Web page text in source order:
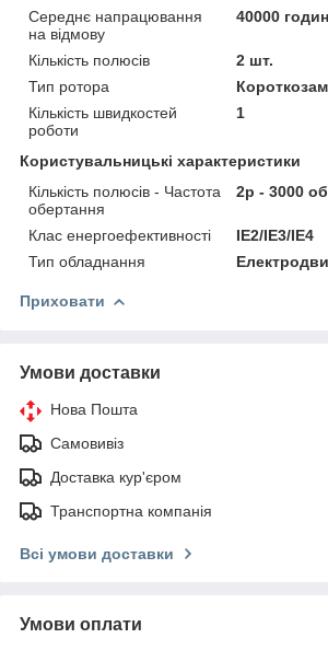
Середнє напрацювання
на відмову
40000 годин
Кількість полюсів
2 шт.
Тип ротора
Кількість швидкостей
роботи
1
Користувальницькі характеристики
Кількість полюсів - Частота
обертання
2p - 3000
Клас енергоефективності
IE2/IE3/IE4
Тип обладнання
Приховати
Умови доставки
Нова Пошта
Самовивіз
Доставка кур'єром
Транспортна компанія
Всі умови доставки
Умови оплати